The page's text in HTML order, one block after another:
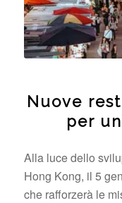
Nuove
per
Alla luce dello
Hong Kong, il 5
che rafforzerà le